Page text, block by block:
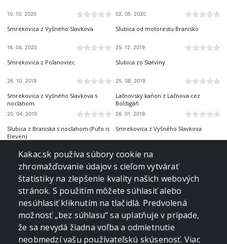
10. 10. 2020 02. 05. 2020
BRANISKO A BACHUREŇ
Smrekovica z Vyšného Slavkova
16. 04. 2020
BRANISKO A BACHUREŇ
Sľubica od motorestu Branisko
25. 12. 2019
BRANISKO A BACHUREŇ
Smrekovica z Poľanoviec
26. 10. 2019
BRANISKO A BACHUREŇ
Sľubica zo Slatviny
25. 08. 2019
BRANISKO A BACHUREŇ
Smrekovica z Vyšného Slavkova s
nocľahom
20. 04. 2019
BRANISKO A BACHUREŇ
Lačnovský kaňon z Lačnova cez
Boldigáň
26. 01. 2019
BRANISKO A BACHUREŇ
Sľubica z Braniska s nocľahom (Pufo is
Eleven)
BRANISKO A BACHUREŇ
Smrekovica z Vyšného Slavkova
Bachureň z Renčišova
11. 02. 2018
Sľubica zo Slatviny
10. 12. 2017
BRANISKO A BACHUREŇ
Sľubica z Dúbravy
18. 11. 2017
BRANISKO A BACHUREŇ
Smrekovica zo Šindliara
01. 11. 2016
BRANISKO A BACHUREŇ
Sľubica z priesmyku Branisko
BRANISKO A BACHUREŇ
Sľubica z Dúbravy
Kakac.sk používa súbory cookie na
zhromažďovanie údajov s cieľom vytvárať
štatistiky na zlepšenie kvality našich webových
stránok. S použitím môžete súhlasiť alebo
nesúhlasiť kliknutím na tlačidlá. Predvolená
možnosť „bez súhlasu“ sa uplatňuje v prípade,
že sa nevydá žiadna voľba a odmietnutie
neobmedzí vašu používateľskú skúsenosť. Viac